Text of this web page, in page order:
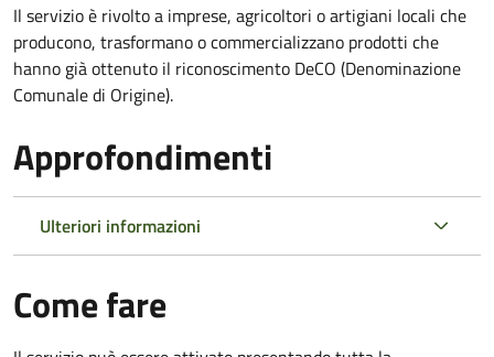
Il servizio è rivolto a imprese, agricoltori o artigiani locali che
producono, trasformano o commercializzano prodotti che
hanno già ottenuto il riconoscimento DeCO (Denominazione
Comunale di Origine).
Approfondimenti
Ulteriori informazioni
Come fare